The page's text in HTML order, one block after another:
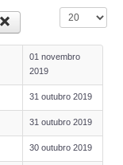
Qtd. a mostrar
01 novembro
2019
31 outubro 2019
31 outubro 2019
30 outubro 2019